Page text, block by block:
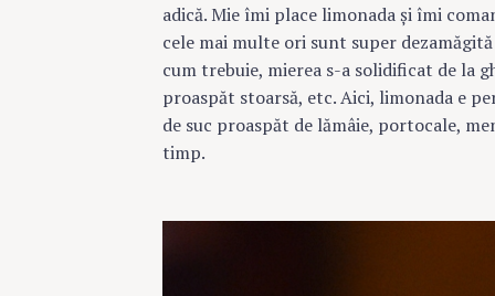
adică. Mie îmi place limonada şi îmi
cele mai multe ori sunt super
cum trebuie, mierea s-a solidificat de la
proaspăt stoarsă, etc. Aici, limonada e
de suc proaspăt de lămâie, portocale,
timp.